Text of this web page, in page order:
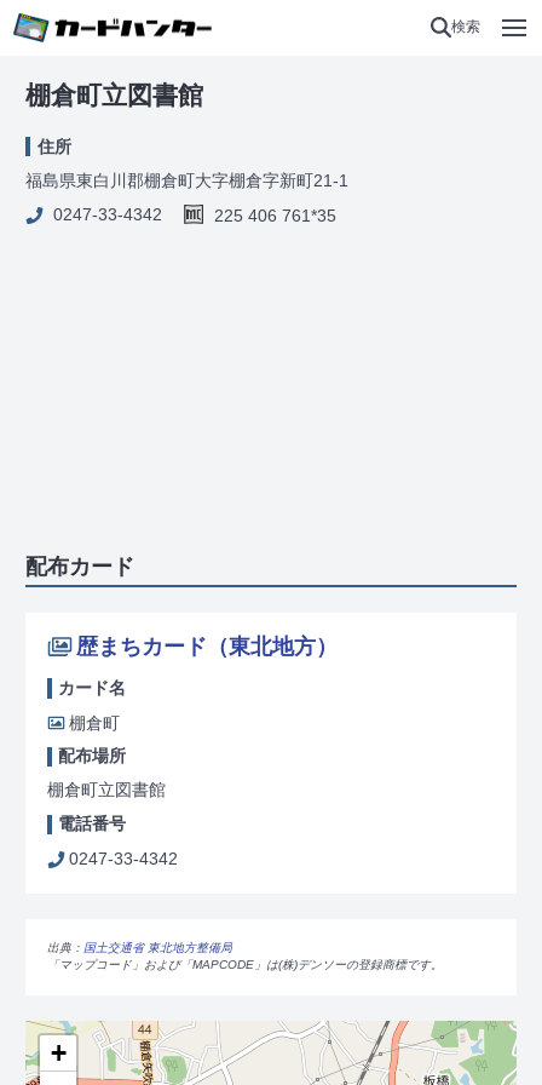
検索
棚倉町立図書館
住所
福島県東白川郡棚倉町大字棚倉字新町21-1
0247-33-4342
225 406 761*35
配布カード
歴まちカード（東北地方）
カード名
棚倉町
配布場所
棚倉町立図書館
電話番号
0247-33-4342
出典： 国土交通省 東北地方整備局
「マップコード」および「MAPCODE」は(株)デンソーの登録商標です。
+